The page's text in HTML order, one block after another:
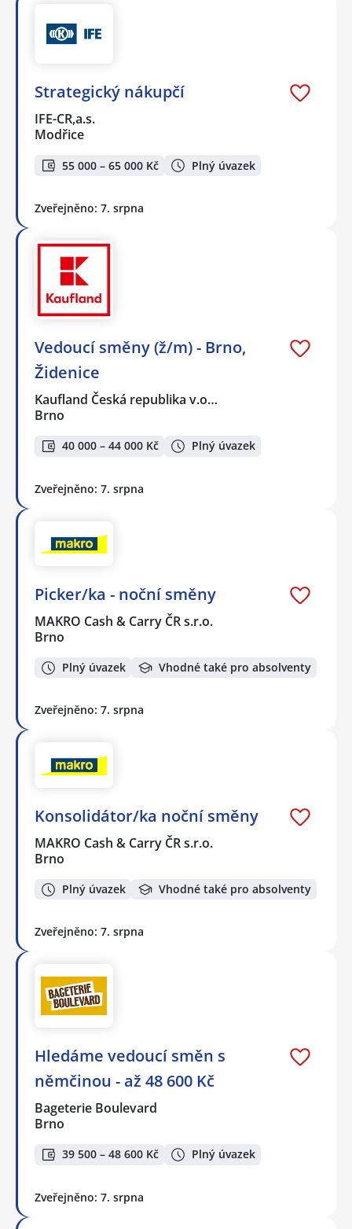
Strategický nákupčí
IFE-CR,a.s.
Modřice
55 000 – 65 000 Kč Plný úvazek
Zveřejněno: 7. srpna
Vedoucí směny (ž/m) - Brno,
Židenice
Kaufland Česká republika v.o…
Brno
40 000 – 44 000 Kč Plný úvazek
Zveřejněno: 7. srpna
Picker/ka - noční směny
MAKRO Cash & Carry ČR s.r.o.
Brno
Plný úvazek Vhodné také pro absolventy
Zveřejněno: 7. srpna
Konsolidátor/ka noční směny
MAKRO Cash & Carry ČR s.r.o.
Brno
Plný úvazek Vhodné také pro absolventy
Zveřejněno: 7. srpna
Hledáme vedoucí směn s
němčinou - až 48 600 Kč
Bageterie Boulevard
Brno
39 500 – 48 600 Kč Plný úvazek
Zveřejněno: 7. srpna